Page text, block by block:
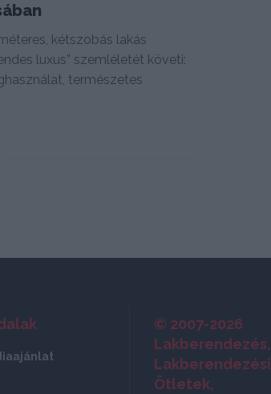
kétszobás lakás
luxus” szemléletét követi:
természetes
© 2007-2026
Lakberendezés,
Lakberendezési
Ötletek,